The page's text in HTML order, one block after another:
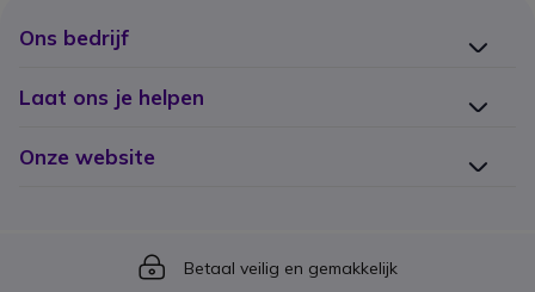
Ons bedrijf
Laat ons je helpen
Onze website
Icon
Betaal veilig en gemakkelijk